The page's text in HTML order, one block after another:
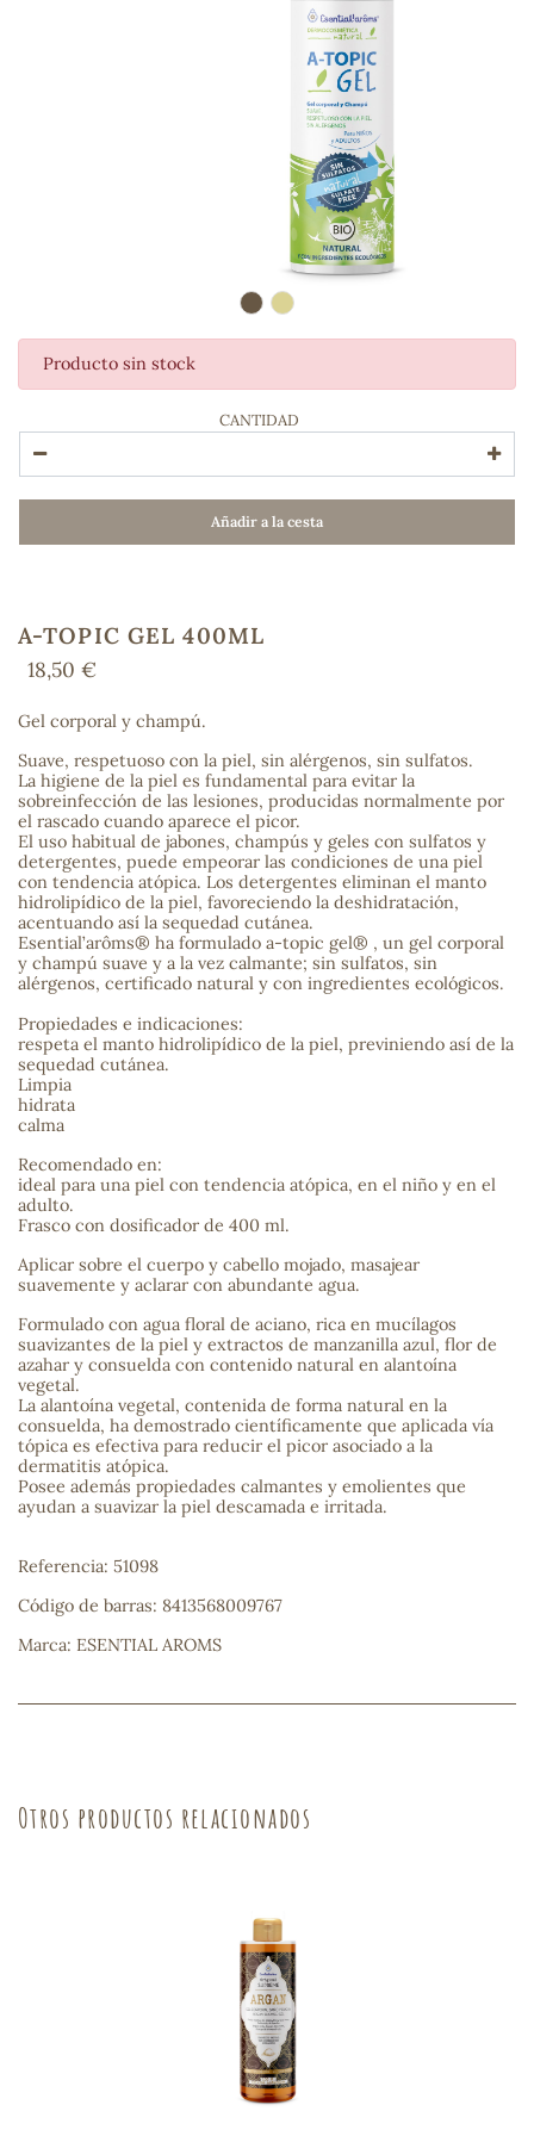
Producto sin stock
CANTIDAD
Añadir a la cesta
A-TOPIC GEL 400ML
18,50 €
Gel corporal y champú.
Suave, respetuoso con la piel, sin alérgenos, sin sulfatos.
La higiene de la piel es fundamental para evitar la
sobreinfección de las lesiones, producidas normalmente por
el rascado cuando aparece el picor.
El uso habitual de jabones, champús y geles con sulfatos y
detergentes, puede empeorar las condiciones de una piel
con tendencia atópica. Los detergentes eliminan el manto
hidrolipídico de la piel, favoreciendo la deshidratación,
acentuando así la sequedad cutánea.
Esential’arôms® ha formulado a-topic gel® , un gel corporal
y champú suave y a la vez calmante; sin sulfatos, sin
alérgenos, certificado natural y con ingredientes ecológicos.
Propiedades e indicaciones:
respeta el manto hidrolipídico de la piel, previniendo así de la
sequedad cutánea.
Limpia
hidrata
calma
Recomendado en:
ideal para una piel con tendencia atópica, en el niño y en el
adulto.
Frasco con dosificador de 400 ml.
Aplicar sobre el cuerpo y cabello mojado, masajear
suavemente y aclarar con abundante agua.
Formulado con agua floral de aciano, rica en mucílagos
suavizantes de la piel y extractos de manzanilla azul, flor de
azahar y consuelda con contenido natural en alantoína
vegetal.
La alantoína vegetal, contenida de forma natural en la
consuelda, ha demostrado científicamente que aplicada vía
tópica es efectiva para reducir el picor asociado a la
dermatitis atópica.
Posee además propiedades calmantes y emolientes que
ayudan a suavizar la piel descamada e irritada.
Referencia: 51098
Código de barras: 8413568009767
Marca: ESENTIAL AROMS
Otros productos relacionados